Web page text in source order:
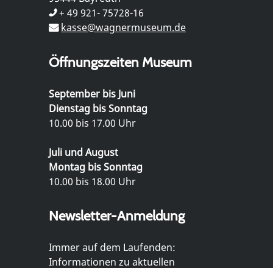
+ 49 921- 75728-16
kasse@wagnermuseum.de
Öffnungszeiten Museum
September bis Juni
Dienstag bis Sonntag
10.00 bis 17.00 Uhr
Juli und August
Montag bis Sonntag
10.00 bis 18.00 Uhr
Newsletter-Anmeldung
Immer auf dem Laufenden:
Informationen zu aktuellen